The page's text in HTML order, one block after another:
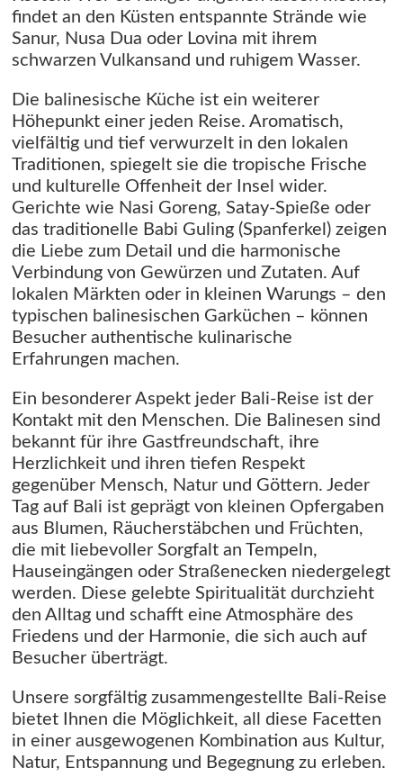
findet an den Küsten entspannte Strände wie
Sanur, Nusa Dua oder Lovina mit ihrem
schwarzen Vulkansand und ruhigem Wasser.
Die balinesische Küche ist ein weiterer
Höhepunkt einer jeden Reise. Aromatisch,
vielfältig und tief verwurzelt in den lokalen
Traditionen, spiegelt sie die tropische Frische
und kulturelle Offenheit der Insel wider.
Gerichte wie Nasi Goreng, Satay-Spieße oder
das traditionelle Babi Guling (Spanferkel) zeigen
die Liebe zum Detail und die harmonische
Verbindung von Gewürzen und Zutaten. Auf
lokalen Märkten oder in kleinen Warungs – den
typischen balinesischen Garküchen – können
Besucher authentische kulinarische
Erfahrungen machen.
Ein besonderer Aspekt jeder Bali-Reise ist der
Kontakt mit den Menschen. Die Balinesen sind
bekannt für ihre Gastfreundschaft, ihre
Herzlichkeit und ihren tiefen Respekt
gegenüber Mensch, Natur und Göttern. Jeder
Tag auf Bali ist geprägt von kleinen Opfergaben
aus Blumen, Räucherstäbchen und Früchten,
die mit liebevoller Sorgfalt an Tempeln,
Hauseingängen oder Straßenecken niedergelegt
werden. Diese gelebte Spiritualität durchzieht
den Alltag und schafft eine Atmosphäre des
Friedens und der Harmonie, die sich auch auf
Besucher überträgt.
Unsere sorgfältig zusammengestellte Bali-Reise
bietet Ihnen die Möglichkeit, all diese Facetten
in einer ausgewogenen Kombination aus Kultur,
Natur, Entspannung und Begegnung zu erleben.